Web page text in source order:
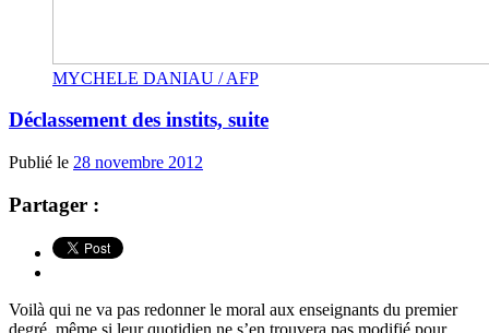
MYCHELE DANIAU / AFP
Déclassement des instits, suite
Publié le 28 novembre 2012
Partager :
Voilà qui ne va pas redonner le moral aux enseignants du premier